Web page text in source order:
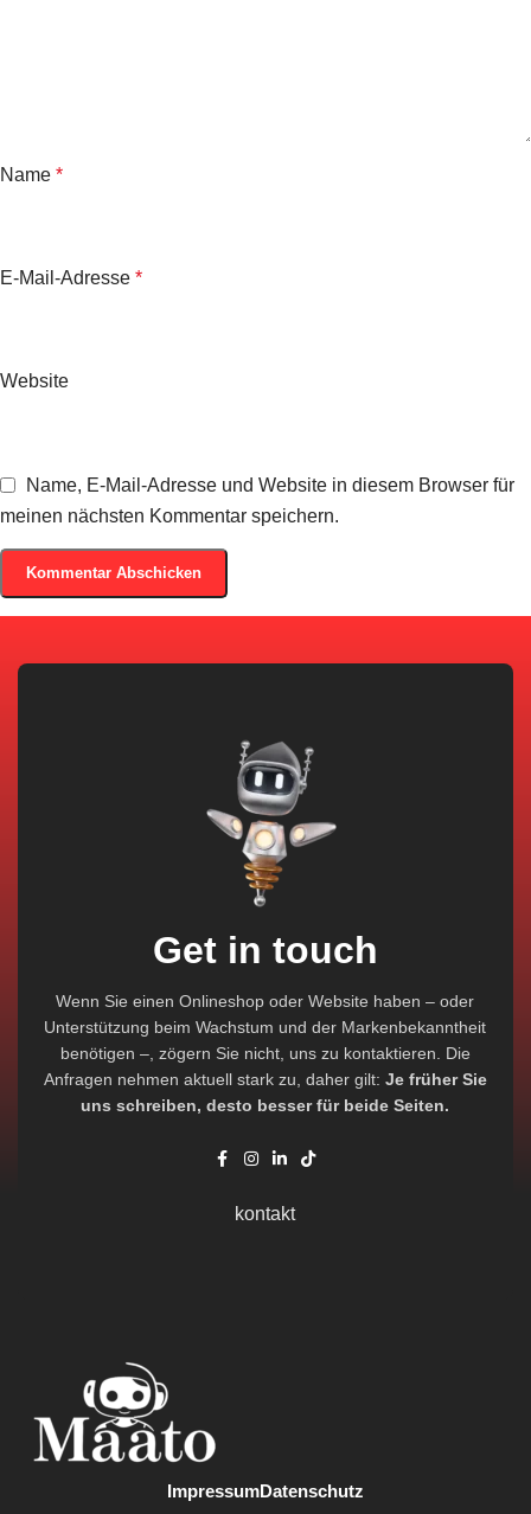
Name *
E-Mail-Adresse *
Website
Name, E-Mail-Adresse und Website in diesem Browser für
meinen nächsten Kommentar speichern.
Get in touch
Wenn Sie einen Onlineshop oder Website haben – oder
Unterstützung beim Wachstum und der Markenbekanntheit
benötigen –, zögern Sie nicht, uns zu kontaktieren. Die
Anfragen nehmen aktuell stark zu, daher gilt: Je früher Sie
uns schreiben, desto besser für beide Seiten.
kontakt
ImpressumDatenschutz